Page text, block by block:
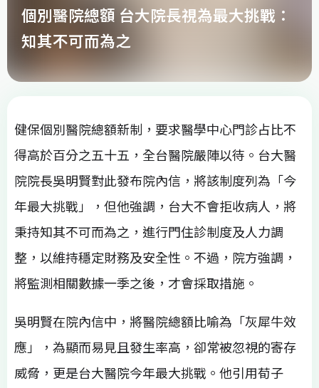
個別醫院總額 台大院長視為最大挑戰：
知其不可而為之
健保個別醫院總額新制，要求醫學中心門診占比不
得高於百分之五十五，全台醫院嚴陣以待。台大醫
院院長吳明賢對此發布院內信，將該制度列為「今
年最大挑戰」，但他強調，台大不會拒收病人，將
秉持知其不可而為之，進行門住診制度及人力調
整，以維持穩定財務及安全性。不過，院方強調，
將監測相關數據一季之後，才會採取措施。
吳明賢在院內信中，將醫院總額比喻為「灰犀牛效
應」，為顯而易見且發生率高，卻常被忽視的寄存
威脅，更是台大醫院今年最大挑戰。他引用荀子